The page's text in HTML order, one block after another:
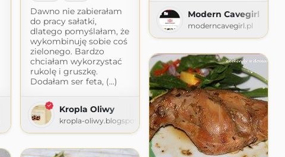
Modern Cavegirl
moderncavegirl.pl
Dawno nie zabierałam
do pracy sałatki,
dlatego pomyślałam, że
wykombinuję sobie coś
zielonego. Bardzo
chciałam wykorzystać
rukolę i gruszkę.
Dodałam ser feta, (...)
Kropla Oliwy
kropla-oliwy.blogspot.com